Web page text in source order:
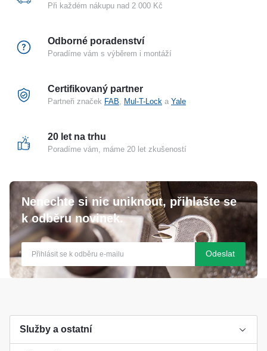
Při každém nákupu nad 2 000 Kč
Odborné poradenství
Poradíme vám s výběrem i montáží
Certifikovaný partner
Partneři značek FAB Mul-T-Lock a Yale
20 let na trhu
Poradíme vám, máme 20 let zkušeností
Nenechte si nic uniknout, přihlašte se
k odběru novinek.
Odeslat
Služby a ostatní